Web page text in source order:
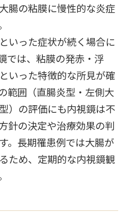
腸の粘膜に慢性的な炎症
いった症状が続く場合に
では、粘膜の発赤・浮
いった特徴的な所見が確
範囲（直腸炎型・左側大
）の評価にも内視鏡は不
針の決定や治療効果の判
。長期罹患例では大腸が
ため、定期的な内視鏡観